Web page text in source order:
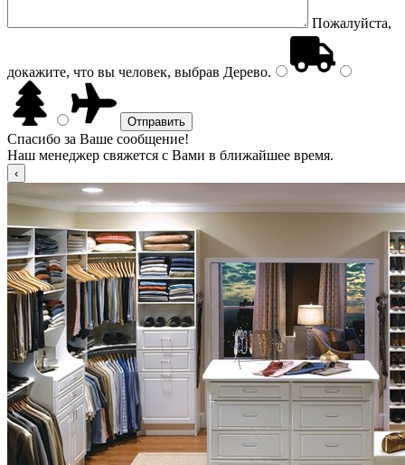
Пожалуйста,
докажите, что вы человек, выбрав Дерево.
Спасибо за Ваше сообщение!
Наш менеджер свяжется с Вами в ближайшее время.